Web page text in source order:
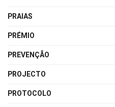
PRAIAS
PRÉMIO
PREVENÇÃO
PROJECTO
PROTOCOLO